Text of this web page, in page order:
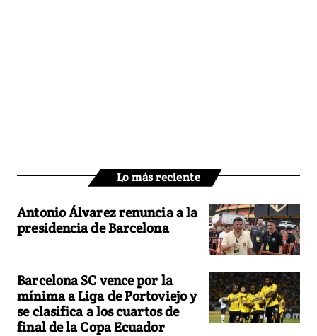
Lo más reciente
Antonio Álvarez renuncia a la
presidencia de Barcelona
Barcelona SC vence por la
mínima a Liga de Portoviejo y
se clasifica a los cuartos de
final de la Copa Ecuador